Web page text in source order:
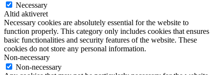
Necessary
Altid aktiveret
Necessary cookies are absolutely essential for the website to
function properly. This category only includes cookies that ensures
basic functionalities and security features of the website. These
cookies do not store any personal information.
Non-necessary
Non-necessary